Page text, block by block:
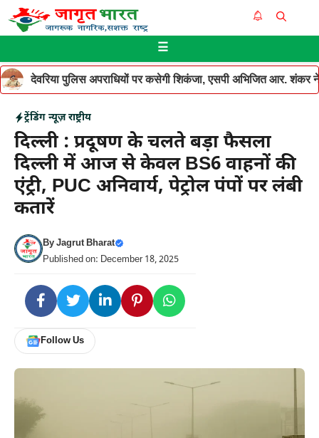
Skip
to
☰
देवरिया पुलिस अपराधियों पर कसेगी शिकंजा, एसपी अभिजित आर. शंकर ने
ट्रेंडिंग न्यूज़ राष्ट्रीय
दिल्ली : प्रदूषण के चलते बड़ा फैसला
दिल्ली में आज से केवल BS6 वाहनों की
एंट्री, PUC अनिवार्य, पेट्रोल पंपों पर लंबी
कतारें
ByJagrut Bharat
Published on: December 18, 2025
Follow Us